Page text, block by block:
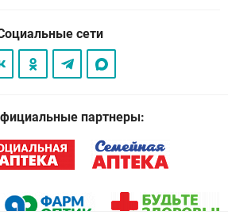
сети
партнеры: